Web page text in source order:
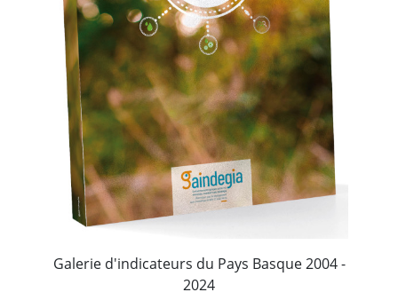
Galerie d'indicateurs du Pays Basque 2004 -
2024